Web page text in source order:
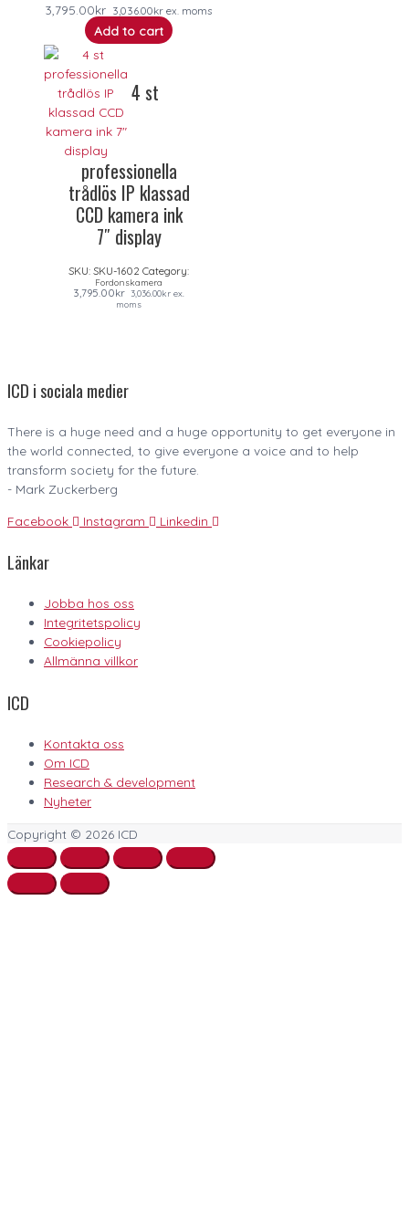
3,795.00kr 3,036.00kr ex. moms
Add to cart
4 st
professionella
trådlös IP klassad
CCD kamera ink
7″ display
SKU: SKU-1602 Category:
Fordonskamera
3,795.00kr 3,036.00kr ex.
moms
ICD i sociala medier
There is a huge need and a huge opportunity to get everyone in
the world connected, to give everyone a voice and to help
transform society for the future.
- Mark Zuckerberg
Facebook Instagram Linkedin
Länkar
Jobba hos oss
Integritetspolicy
Cookiepolicy
Allmänna villkor
ICD
Kontakta oss
Om ICD
Research & development
Nyheter
Copyright © 2026 ICD